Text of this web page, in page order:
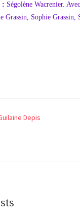
: Ségolène Wacrenier.
Grassin, Sophie
Depis